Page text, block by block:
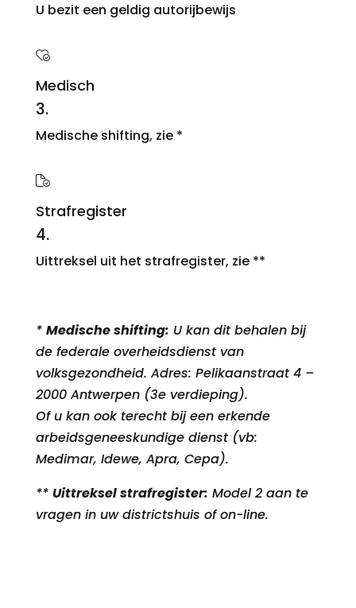
U bezit een geldig autorijbewijs
Medisch
3.
Medische shifting, zie *
Strafregister
4.
Uittreksel uit het strafregister, zie **
* Medische shifting: U kan dit behalen bij
de federale overheidsdienst van
volksgezondheid. Adres: Pelikaanstraat 4 –
2000 Antwerpen (3e verdieping).
Of u kan ook terecht bij een erkende
arbeidsgeneeskundige dienst (vb:
Medimar, Idewe, Apra, Cepa).
** Uittreksel strafregister: Model 2 aan te
vragen in uw districtshuis of on-line.